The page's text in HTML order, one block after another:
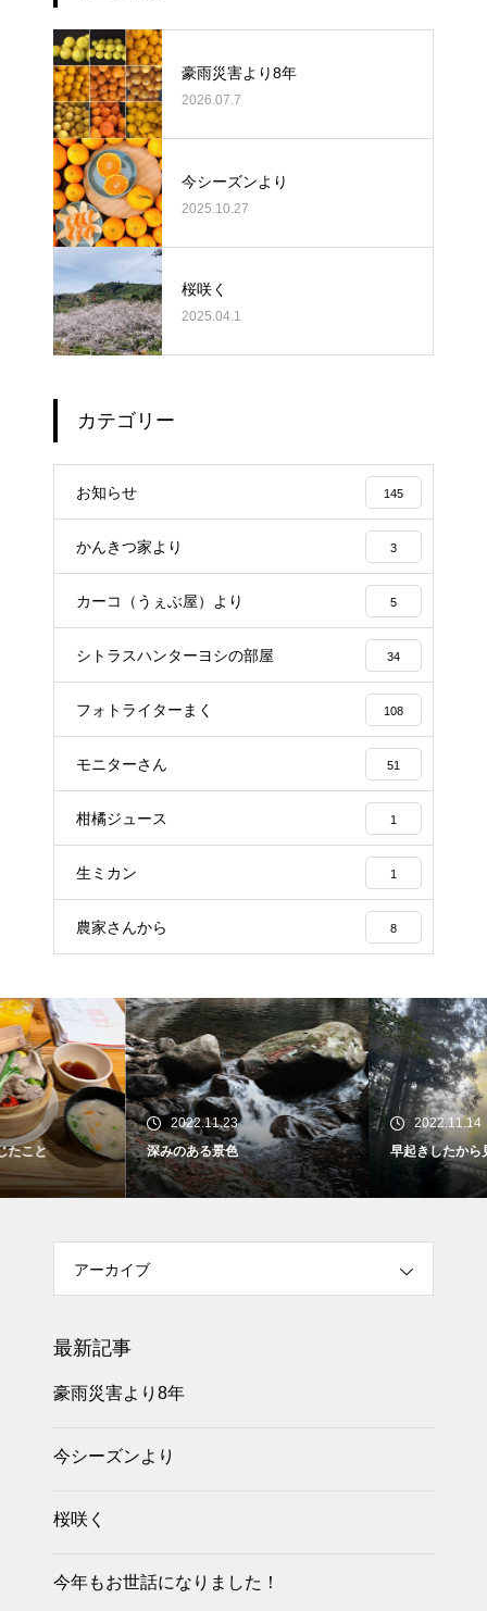
豪雨災害より8年
2026.07.7
今シーズンより
2025.10.27
桜咲く
2025.04.1
カテゴリー
お知らせ 145
かんきつ家より 3
カーコ（うぇぶ屋）より 5
シトラスハンターヨシの部屋 34
フォトライターまく 108
モニターさん 51
柑橘ジュース 1
生ミカン 1
農家さんから 8
2022.11.23
深みのある景色
2022.11.14
早起きしたから見れたもの
アーカイブ
最新記事
豪雨災害より8年
今シーズンより
桜咲く
今年もお世話になりました！